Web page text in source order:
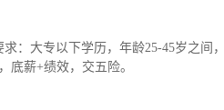
：大专以下学历，年龄25-45岁之间
底薪+绩效，交五险。